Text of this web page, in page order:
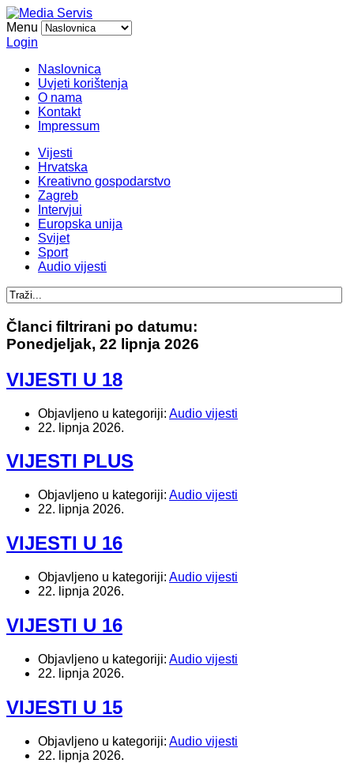
Menu
Login
Naslovnica
Uvjeti korištenja
O nama
Kontakt
Impressum
Vijesti
Hrvatska
Kreativno gospodarstvo
Zagreb
Intervjui
Europska unija
Svijet
Sport
Audio vijesti
Članci filtrirani po datumu:
Ponedjeljak, 22 lipnja 2026
VIJESTI U 18
Objavljeno u kategoriji: Audio vijesti
22. lipnja 2026.
VIJESTI PLUS
Objavljeno u kategoriji: Audio vijesti
22. lipnja 2026.
VIJESTI U 16
Objavljeno u kategoriji: Audio vijesti
22. lipnja 2026.
VIJESTI U 16
Objavljeno u kategoriji: Audio vijesti
22. lipnja 2026.
VIJESTI U 15
Objavljeno u kategoriji: Audio vijesti
22. lipnja 2026.